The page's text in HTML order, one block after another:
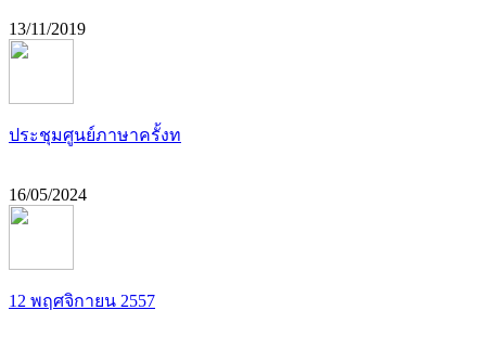
13/11/2019
ประชุมศูนย์ภาษาครั้งท
16/05/2024
12 พฤศจิกายน 2557